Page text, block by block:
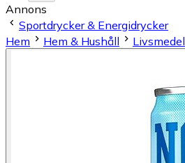
Annons
Sportdrycker & Energidrycker
Hem
Hem & Hushåll Livsmedel